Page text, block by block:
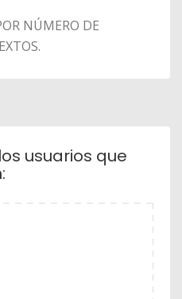
NÚMERO DE
usuarios que